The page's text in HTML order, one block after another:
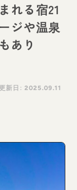
れる宿21
ジや温泉
あり
更新日: 2025.09.11